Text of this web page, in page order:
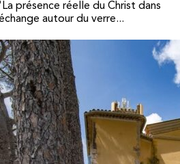
présence réelle du Christ dans
autour du verre...